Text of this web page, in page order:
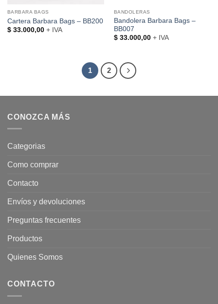
BARBARA BAGS
Cartera Barbara Bags – BB200
$33.000,00+ IVA
BANDOLERAS
Bandolera Barbara Bags –
BB007
$33.000,00+ IVA
1 2
CONOZCA MÁS
Categorias
Como comprar
Contacto
Envíos y devoluciones
Preguntas frecuentes
Productos
Quienes Somos
CONTACTO